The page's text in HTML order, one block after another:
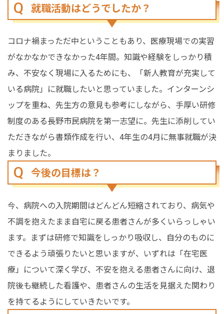
就職活動はどうでしたか？
コロナ禍まっただ中ということもあり、医療現場での実習
がなかなかできなかった4年間。知識や経験をしっかり積
み、不安なく現場に入るためにも、「新人教育が充実して
いる病院」に就職したいと思っていました。インターンシ
ップを重ね、先生方の意見も参考にしながら、手厚い研修
制度のある長野市民病院を第一志望に。先生に添削してい
ただきながら書類作成を行い、4年生の4月に無事就職が決
まりました。
今後の目標は？
今、病院への入院期間はどんどん短縮されており、病気や
不調を抱えたまま自宅に戻る患者さんが多くいらっしゃい
ます。まずは研修で知識をしっかり吸収し、自分のものに
できるよう頑張りたいと思いますが、いずれは「在宅医
療」について深く学び、不安を抱える患者さんに向け、退
院後も継続した看護や、患者さんの生活を見据えた関わり
を持てるようにしていきたいです。